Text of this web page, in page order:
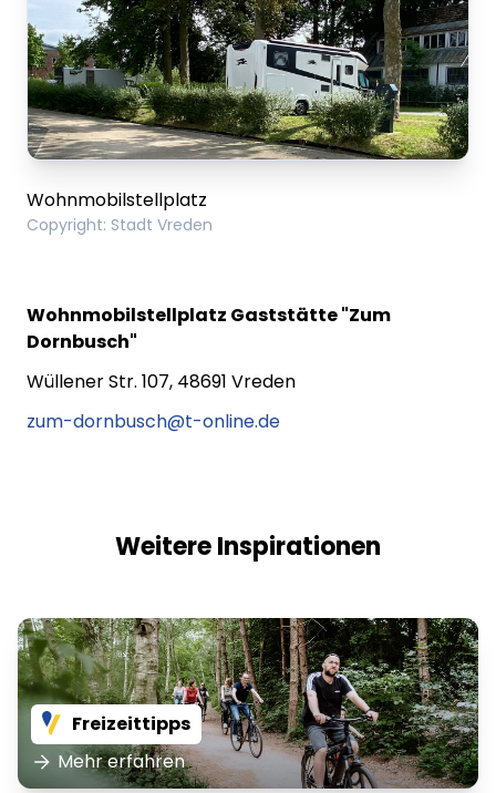
AVIA Station Vreden, Wuellener-Straße 108
(Bistro, Campinggasflaschen)
Dieser Platz ist zu Ihrer eigenen Sicherheit
videoüberwacht!
Wohnmobilstellplatz
Copyright: Stadt Vreden
Wohnmobilstellplatz Gaststätte "Zum
Dornbusch"
Wüllener Str. 107, 48691 Vreden
zum-dornbusch@t-online.de
Weitere Inspirationen
Freizeittipps
Mehr erfahren